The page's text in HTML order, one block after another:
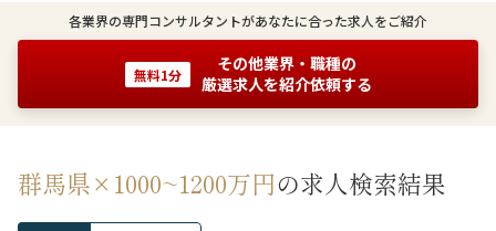
各業界の専門コンサルタントがあなたに合った求人をご紹介
無料1分
その他業界・職種の
厳選求人を紹介依頼する
群馬県×1000~1200万円の求人検索結果